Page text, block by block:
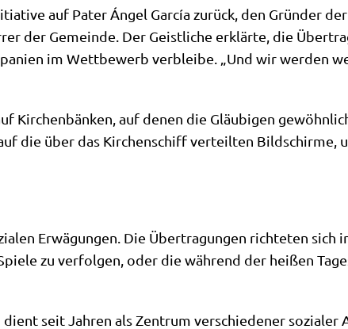
auf Pater Ángel Gar­cía zurück, den Grün­der
der Gemein­de. Der Geist­li­che erklär­te, die
im Wett­be­werb ver­blei­be. „Und wir wer­den
Kir­chen­bän­ken, auf denen die Gläu­bi­gen
die über das Kir­chen­schiff ver­teil­ten Bild­schir­me,
Erwä­gun­gen. Die Über­tra­gun­gen rich­te­ten sich
zu ver­fol­gen, oder die wäh­rend der hei­ßen
seit Jah­ren als Zen­trum ver­schie­de­ner sozia­ler